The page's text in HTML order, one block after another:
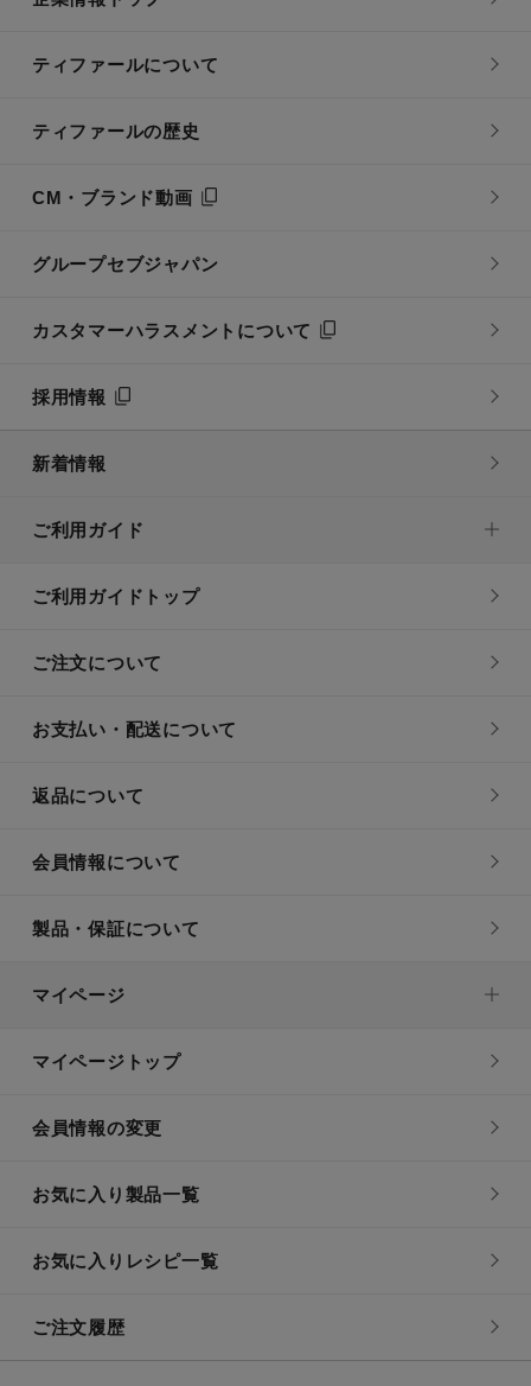
ティファールについて
ティファールの歴史
CM・ブランド動画
グループセブジャパン
カスタマーハラスメントについて
採用情報
新着情報
ご利用ガイド
ご利用ガイドトップ
ご注文について
お支払い・配送について
返品について
会員情報について
製品・保証について
マイページ
マイページトップ
会員情報の変更
お気に入り製品一覧
お気に入りレシピ一覧
ご注文履歴